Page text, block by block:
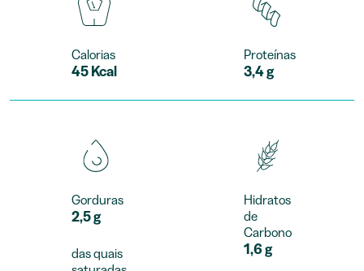
Calorias
45 Kcal
Proteínas
3,4 g
Gorduras
2,5 g
das quais
Hidratos
de
Carbono
1,6 g